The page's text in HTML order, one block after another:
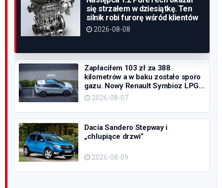
się strzałem w dziesiątkę. Ten
silnik robi furorę wśród klientów
2026-08-08
Zapłaciłem 103 zł za 388
kilometrów a w baku zostało sporo
gazu. Nowy Renault Symbioz LPG
zawstydza elektryki kosztami jazdy
2026-08-07
Dacia Sandero Stepway i
„chlupiące drzwi”
2026-08-09